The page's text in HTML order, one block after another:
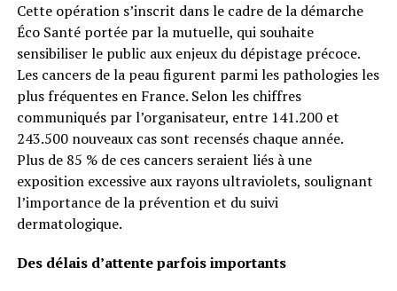
Cette opération s’inscrit dans le cadre de la démarche
Éco Santé portée par la mutuelle, qui souhaite
sensibiliser le public aux enjeux du dépistage précoce.
Les cancers de la peau figurent parmi les pathologies les
plus fréquentes en France. Selon les chiffres
communiqués par l’organisateur, entre 141.200 et
243.500 nouveaux cas sont recensés chaque année.
Plus de 85 % de ces cancers seraient liés à une
exposition excessive aux rayons ultraviolets, soulignant
l’importance de la prévention et du suivi
dermatologique.
Des délais d’attente parfois importants